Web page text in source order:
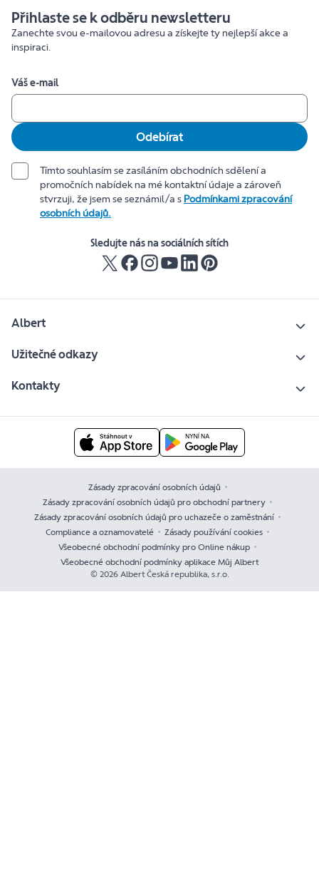
Přihlaste se k odběru newsletteru
Zanechte svou e-mailovou adresu a získejte ty nejlepší akce a
inspiraci.
Váš e-mail
Odebírat
Tímto souhlasím se zasíláním obchodních sdělení a
promočních nabídek na mé kontaktní údaje a zároveň
stvrzuji, že jsem se seznámil/a s Podmínkami zpracování
osobních údajů.
Sledujte nás na sociálních sítích
Albert
Užitečné odkazy
Kontakty
Zásady zpracování osobních údajů
Zásady zpracování osobních údajů pro obchodní partnery
Zásady zpracování osobních údajů pro uchazeče o zaměstnání
Compliance a oznamovatelé
Zásady používání cookies
Všeobecné obchodní podmínky pro Online nákup
Všeobecné obchodní podmínky aplikace Můj Albert
© 2026 Albert Česká republika, s.r.o.